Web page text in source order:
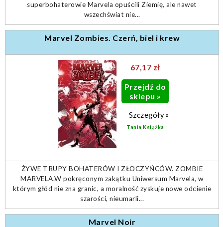
superbohaterowie Marvela opuścili Ziemię, ale nawet
wszechświat nie...
Marvel Zombies. Czerń, biel i krew
67,17 zł
Przejdź do
sklepu »
Szczegóły »
Tania Książka
ŻYWE TRUPY BOHATERÓW I ZŁOCZYŃCÓW. ZOMBIE
MARVELA.W pokręconym zakątku Uniwersum Marvela, w
którym głód nie zna granic, a moralność zyskuje nowe odcienie
szarości, nieumarli...
Marvel Noir